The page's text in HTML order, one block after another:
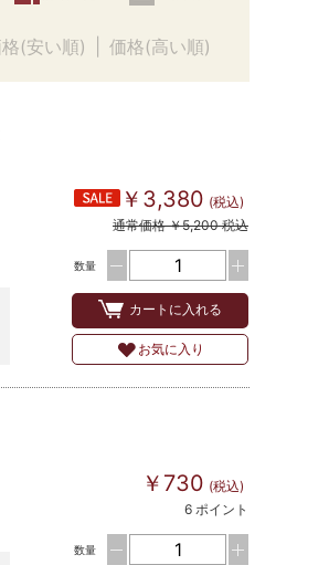
(安い順) 価格(高い順)
￥3,380 (税込)
通常価格 ￥5,200 税込
数量
カートに入れる
お気に入り
￥730 (税込)
6 ポイント
数量